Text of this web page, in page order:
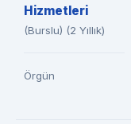
Hizmetleri
(Burslu) (2 Yıllık)
Örgün